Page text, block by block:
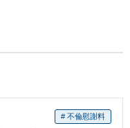
お客さまに
# 不倫慰謝料